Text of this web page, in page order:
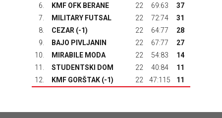
6.
KMF OFK BERANE 22 69:63
37
7.
MILITARY FUTSAL 22 72:74
31
8.
CEZAR (-1) 22 64:77
28
9.
BAJO PIVLJANIN 22 67:77
27
10.
MIRABILE MODA 22 54:83
14
11.
STUDENTSKI DOM 22 40:84
11
12.
KMF GORŠTAK (-1) 22 47:115 11